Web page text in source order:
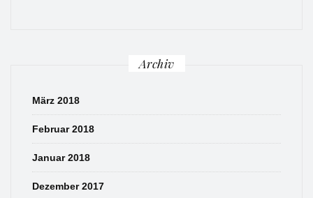
Archiv
März 2018
Februar 2018
Januar 2018
Dezember 2017